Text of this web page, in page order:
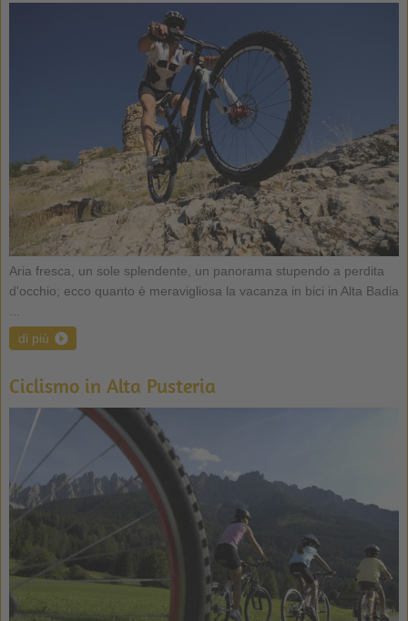
Aria fresca, un sole splendente, un panorama stupendo a perdita
d'occhio; ecco quanto è meravigliosa la vacanza in bici in Alta Badia
...
di più
Ciclismo in Alta Pusteria